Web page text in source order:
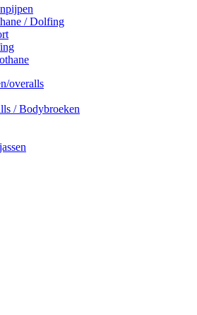
/ Dolfing
overalls
/ Bodybroeken